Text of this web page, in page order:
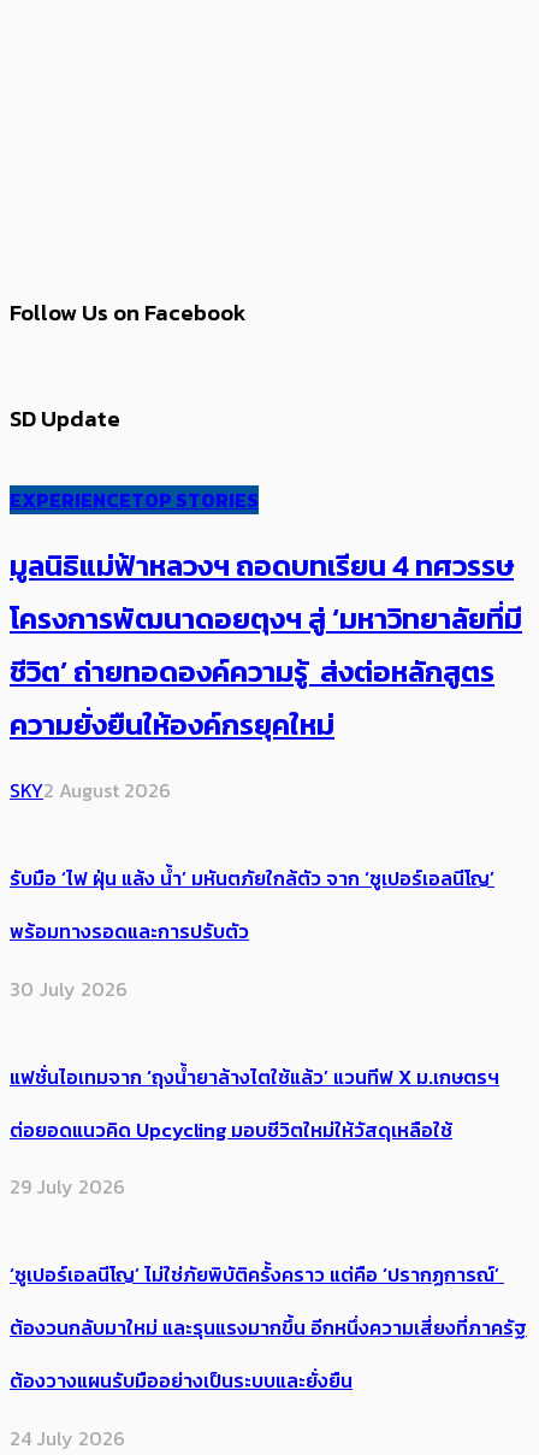
Follow Us on Facebook
SD Update
EXPERIENCETOP STORIES
มูลนิธิแม่ฟ้าหลวงฯ ถอดบทเรียน 4 ทศวรรษ
โครงการพัฒนาดอยตุงฯ สู่ ‘มหาวิทยาลัยที่มี
ชีวิต’ ถ่ายทอดองค์ความรู้ ส่งต่อหลักสูตร
ความยั่งยืนให้องค์กรยุคใหม่
SKY2 August 2026
รับมือ ‘ไฟ ฝุ่น แล้ง น้ำ’ มหันตภัยใกล้ตัว จาก ‘ซูเปอร์เอลนีโญ’
พร้อมทางรอดและการปรับตัว
30 July 2026
แฟชั่นไอเทมจาก ‘ถุงน้ำยาล้างไตใช้แล้ว’ แวนทีฟ X ม.เกษตรฯ
ต่อยอดแนวคิด Upcycling มอบชีวิตใหม่ให้วัสดุเหลือใช้
29 July 2026
‘ซูเปอร์เอลนีโญ’ ไม่ใช่ภัยพิบัติครั้งคราว แต่คือ ‘ปรากฏการณ์’ ​
ต้อง​วนกลับมาใหม่ และรุนแรงมากขึ้น อีกหนึ่งความเสี่ยงที่ภาครัฐ
ต้องวางแผนรับมืออย่างเป็นระบบและยั่งยืน
24 July 2026